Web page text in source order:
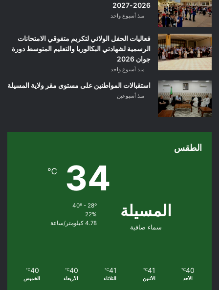
2026-2027
منذ أسبوع واحد
فعاليات الحفل الولائي لتكريم متفوقي الامتحانات
الرسمية لشهادتي البكالوريا والتعليم المتوسط دورة
جوان 2026
منذ أسبوع واحد
استقبالات المواطنين على مستوى مقر ولاية المسيلة
منذ أسبوعين
الطقس
المسيلة
سماء صافية
34
℃
22%
4.78 كيلومتر/ساعة
40
℃
الأحد
41
℃
الأثنين
41
℃
الثلاثاء
40
℃
الأربعاء
40
℃
الخميس